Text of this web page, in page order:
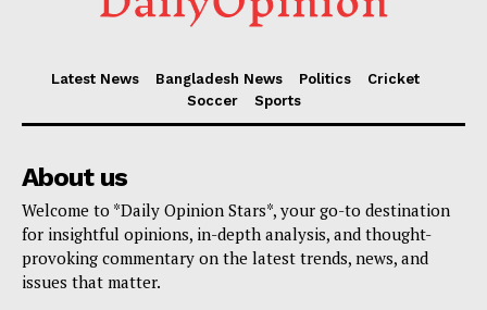
Latest News Bangladesh News Politics
Cricket
Soccer
Sports
About us
Welcome to *Daily Opinion Stars*, your go-to destination
for insightful opinions, in-depth analysis, and thought-
provoking commentary on the latest trends, news, and
issues that matter.